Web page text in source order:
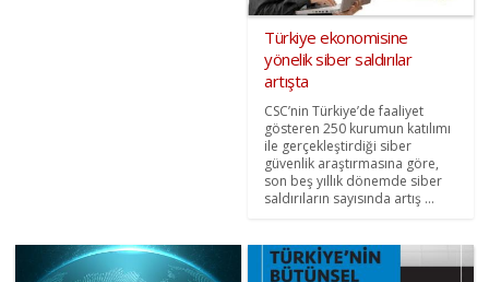
Türkiye ekonomisine
yönelik siber saldırılar
artışta
CSC’nin Türkiye’de faaliyet
gösteren 250 kurumun katılımı
ile gerçekleştirdiği siber
güvenlik araştırmasına göre,
son beş yıllık dönemde siber
saldırıların sayısında artış ...